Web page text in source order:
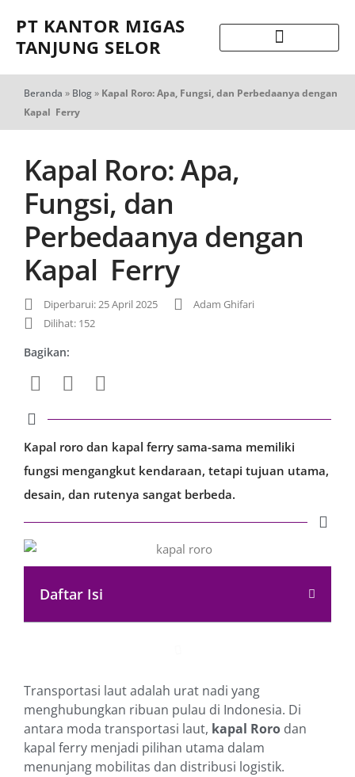
PT KANTOR MIGAS
TANJUNG SELOR
Beranda » Blog» Kapal Roro: Apa, Fungsi, dan Perbedaanya dengan
Kapal Ferry
Kapal Roro: Apa,
Fungsi, dan
Perbedaanya dengan
Kapal Ferry
Diperbarui: 25 April 2025
Adam Ghifari
Dilihat: 152
Bagikan:
Kapal roro dan kapal ferry sama-sama memiliki
fungsi mengangkut kendaraan, tetapi tujuan utama,
desain, dan rutenya sangat berbeda.
Daftar Isi
Transportasi laut adalah urat nadi yang
menghubungkan ribuan pulau di Indonesia. Di
antara moda transportasi laut, kapal Roro dan
kapal ferry menjadi pilihan utama dalam
menunjang mobilitas dan distribusi logistik.